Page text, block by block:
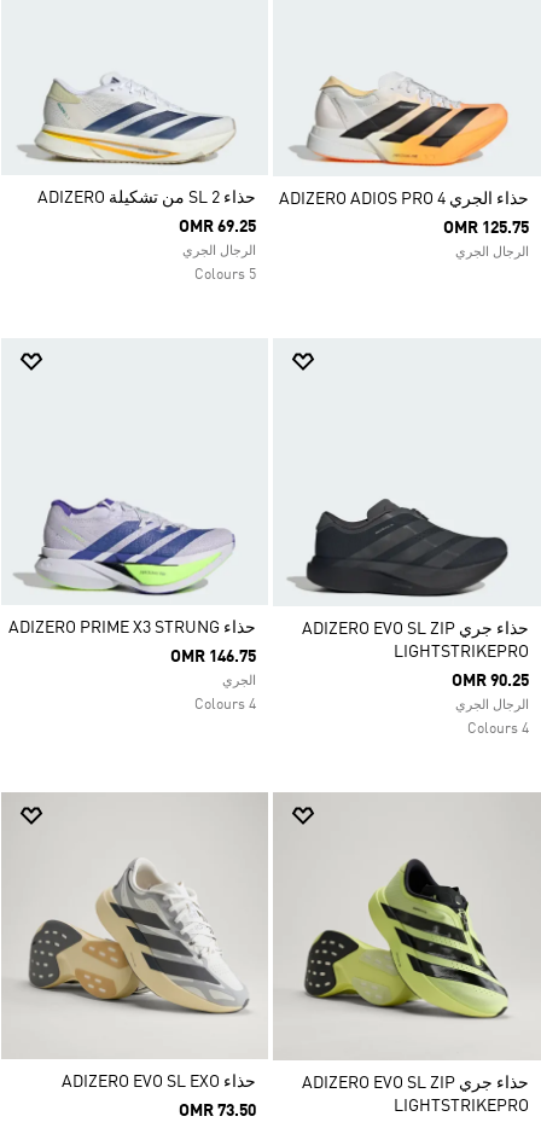
حذاء الجري ADIZERO ADIOS PRO 4
OMR 125.75
الرجال الجري
حذاء SL 2 من تشكيلة ADIZERO
OMR 69.25
الرجال الجري
5 Colours
حذاء جري ADIZERO EVO SL ZIP
LIGHTSTRIKEPRO
OMR 90.25
الرجال الجري
4 Colours
حذاء ADIZERO PRIME X3 STRUNG
OMR 146.75
الجري
4 Colours
حذاء جري ADIZERO EVO SL ZIP
LIGHTSTRIKEPRO
حذاء ADIZERO EVO SL EXO
OMR 73.50